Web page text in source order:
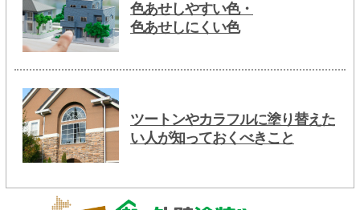
色あせしやすい色・
色あせしにくい色
ツートンやカラフルに塗り替えた
い人が知っておくべきこと